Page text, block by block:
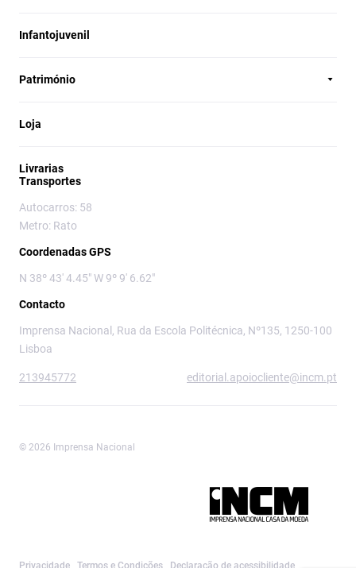
Infantojuvenil
Património
Loja
Livrarias
Transportes
Autocarros: 58
Metro: Rato
Coordenadas GPS
N 38º 43' 4.45" W 9º 9' 6.62"
Contacto
Imprensa Nacional, Rua da Escola Politécnica, Nº135, 1250-100
Lisboa
213945772 editorial.apoiocliente@incm.pt
© 2026 Imprensa Nacional
Privacidade Termos e Condições Declaração de acessibilidade